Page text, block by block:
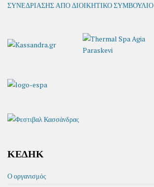
ΣΥΝΕΔΡΙΑΣΗΣ ΑΠΟ ΔΙΟΙΚΗΤΙΚΟ ΣΥΜΒΟΥΛΙΟ
ΚΕΔΗΚ
Ο οργανισμός